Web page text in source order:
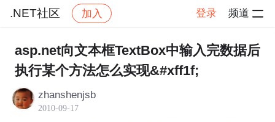
.NET社区 加入 登录 频道
.NET社区 帖子详情
asp.net向文本框TextBox中输入完数据后
执行某个方法怎么实现&#xff1f;
zhanshenjsb
2010-09-17